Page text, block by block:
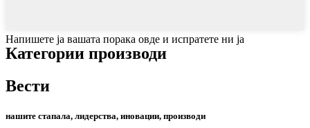
Напишете ја вашата порака овде и испратете ни ја
Категории производи
Вести
нашите стапала, лидерства, иновации, производи